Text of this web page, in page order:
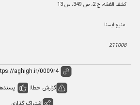
کشف الغمّه: ج 2، ص 349، س 13
منبع:ایسنا
211008
گزارش خطا پسندها0